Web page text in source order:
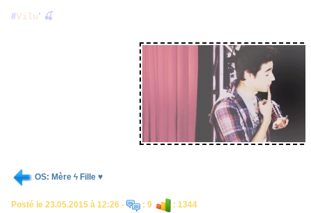
#Vilu' 🍒
OS: Mère ϟ Fille ♥
Posté le 23.05.2015 à 12:26 - : 9
: 1344